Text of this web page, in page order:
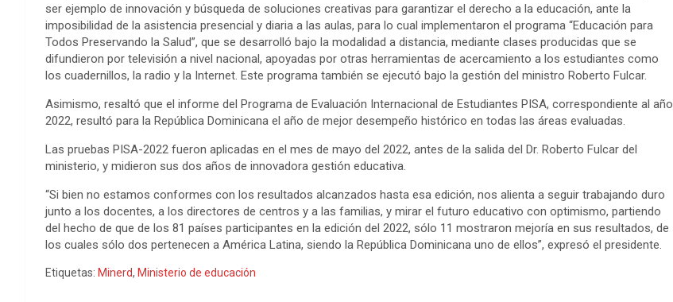
ser ejemplo de innovación y búsqueda de soluciones creativas para garantizar el derecho a la educación, ante la
imposibilidad de la asistencia presencial y diaria a las aulas, para lo cual implementaron el programa “Educación para
Todos Preservando la Salud”, que se desarrolló bajo la modalidad a distancia, mediante clases producidas que se
difundieron por televisión a nivel nacional, apoyadas por otras herramientas de acercamiento a los estudiantes como
los cuadernillos, la radio y la Internet. Este programa también se ejecutó bajo la gestión del ministro Roberto Fulcar.
Asimismo, resaltó que el informe del Programa de Evaluación Internacional de Estudiantes PISA, correspondiente al año
2022, resultó para la República Dominicana el año de mejor desempeño histórico en todas las áreas evaluadas.
Las pruebas PISA-2022 fueron aplicadas en el mes de mayo del 2022, antes de la salida del Dr. Roberto Fulcar del
ministerio, y midieron sus dos años de innovadora gestión educativa.
“Si bien no estamos conformes con los resultados alcanzados hasta esa edición, nos alienta a seguir trabajando duro
junto a los docentes, a los directores de centros y a las familias, y mirar el futuro educativo con optimismo, partiendo
del hecho de que de los 81 países participantes en la edición del 2022, sólo 11 mostraron mejoría en sus resultados, de
los cuales sólo dos pertenecen a América Latina, siendo la República Dominicana uno de ellos”, expresó el presidente.
Etiquetas: Minerd, Ministerio de educación